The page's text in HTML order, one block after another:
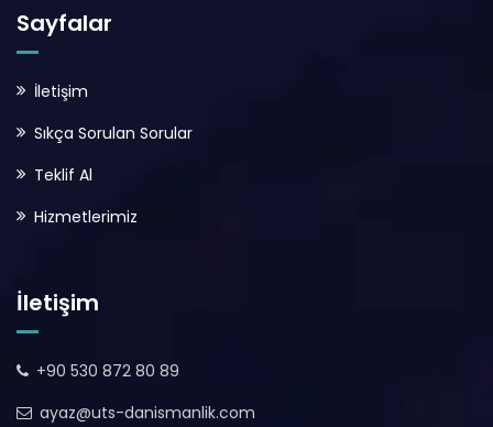
Sayfalar
İletişim
Sıkça Sorulan Sorular
Teklif Al
Hizmetlerimiz
İletişim
+90 530 872 80 89
ayaz@uts-danismanlik.com